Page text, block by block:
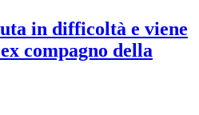
in difficoltà e viene
compagno della